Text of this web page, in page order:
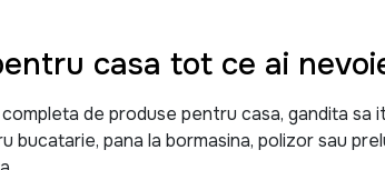
casa tot ce ai
de produse pentru casa, gandita
bucatarie, pana la bormasina, polizor sau